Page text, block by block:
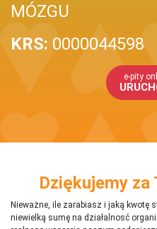
MÓZGU
KRS: 0000044598
e-pity
Dziękujemy za
Nieważne, ile zarabiasz i jaką kwotę
niewielką sumę na działalnosć